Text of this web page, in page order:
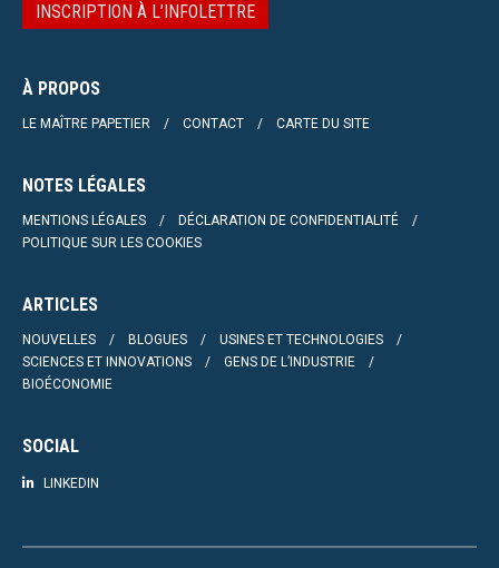
INSCRIPTION À L’INFOLETTRE
À PROPOS
LE MAÎTRE PAPETIER CONTACT CARTE DU SITE
NOTES LÉGALES
MENTIONS LÉGALES
DÉCLARATION DE CONFIDENTIALITÉ
POLITIQUE SUR LES COOKIES
ARTICLES
NOUVELLES BLOGUES
USINES ET TECHNOLOGIES
SCIENCES ET INNOVATIONS
GENS DE L’INDUSTRIE
BIOÉCONOMIE
SOCIAL
LINKEDIN